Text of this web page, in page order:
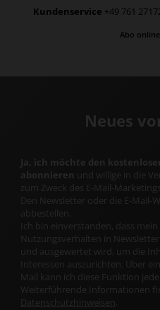
Kundenservice +49 761
Abo
Neues
Ja, ich möchte den
abonnieren und willige in die
zum Zweck des E-Mail-
Den Newsletter oder die E-
abbestellen.
Ich bin einverstanden, dass
Nutzungsverhalten in
und ausgewertet wird, um die
Interessen auszurichten. Über
Mail kann ich diese Funktion
Weiterführende Informationen
Datenschutzhinweisen